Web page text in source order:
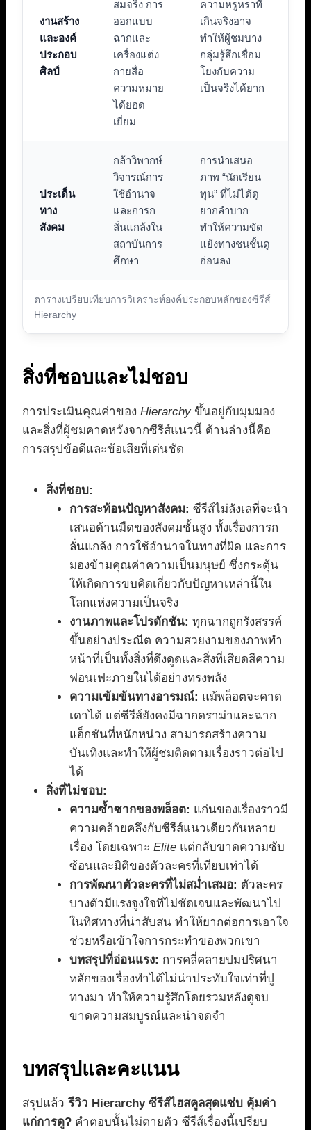
ตารางเปรียบเทียบการวิเคราะห์องค์ประกอบหลักของซีรีส์
Hierarchy
งานสร้าง
และองค์
ประกอบ
ศิลป์
สมจริง การ
ออกแบบ
ฉากและ
เครื่องแต่ง
กายสื่อ
ความหมาย
ได้ยอด
เยี่ยม
ความหรูหราที่
เกินจริงอาจ
ทำให้ผู้ชมบาง
กลุ่มรู้สึกเชื่อม
โยงกับความ
เป็นจริงได้ยาก
ประเด็น
ทาง
สังคม
กล้าวิพากษ์
วิจารณ์การ
ใช้อำนาจ
และการก
ลั่นแกล้งใน
สถาบันการ
ศึกษา
การนำเสนอ
ภาพ “นักเรียน
ทุน” ที่ไม่ได้ดู
ยากลำบาก
ทำให้ความขัด
แย้งทางชนชั้นดู
อ่อนลง
สิ่งที่ชอบและไม่ชอบ
การประเมินคุณค่าของ Hierarchy ขึ้นอยู่กับมุมมอง
และสิ่งที่ผู้ชมคาดหวังจากซีรีส์แนวนี้ ด้านล่างนี้คือ
การสรุปข้อดีและข้อเสียที่เด่นชัด
สิ่งที่ชอบ:
การสะท้อนปัญหาสังคม: ซีรีส์ไม่ลังเลที่จะนำ
เสนอด้านมืดของสังคมชั้นสูง ทั้งเรื่องการก
ลั่นแกล้ง การใช้อำนาจในทางที่ผิด และการ
มองข้ามคุณค่าความเป็นมนุษย์ ซึ่งกระตุ้น
ให้เกิดการขบคิดเกี่ยวกับปัญหาเหล่านี้ใน
โลกแห่งความเป็นจริง
งานภาพและโปรดักชัน: ทุกฉากถูกรังสรรค์
ขึ้นอย่างประณีต ความสวยงามของภาพทำ
หน้าที่เป็นทั้งสิ่งที่ดึงดูดและสิ่งที่เสียดสีความ
ฟอนเฟะภายในได้อย่างทรงพลัง
ความเข้มข้นทางอารมณ์: แม้พล็อตจะคาด
เดาได้ แต่ซีรีส์ยังคงมีฉากดราม่าและฉาก
แอ็กชันที่หนักหน่วง สามารถสร้างความ
บันเทิงและทำให้ผู้ชมติดตามเรื่องราวต่อไป
ได้
สิ่งที่ไม่ชอบ:
ความซ้ำซากของพล็อต: แก่นของเรื่องราวมี
ความคล้ายคลึงกับซีรีส์แนวเดียวกันหลาย
เรื่อง โดยเฉพาะ Elite แต่กลับขาดความซับ
ซ้อนและมิติของตัวละครที่เทียบเท่าได้
การพัฒนาตัวละครที่ไม่สม่ำเสมอ: ตัวละคร
บางตัวมีแรงจูงใจที่ไม่ชัดเจนและพัฒนาไป
ในทิศทางที่น่าสับสน ทำให้ยากต่อการเอาใจ
ช่วยหรือเข้าใจการกระทำของพวกเขา
บทสรุปที่อ่อนแรง: การคลี่คลายปมปริศนา
หลักของเรื่องทำได้ไม่น่าประทับใจเท่าที่ปู
ทางมา ทำให้ความรู้สึกโดยรวมหลังดูจบ
ขาดความสมบูรณ์และน่าจดจำ
บทสรุปและคะแนน
สรุปแล้วรีวิว Hierarchy ซีรีส์ไฮสคูลสุดแซ่บ คุ้มค่า
แก่การดู? คำตอบนั้นไม่ตายตัว ซีรีส์เรื่องนี้เปรียบ